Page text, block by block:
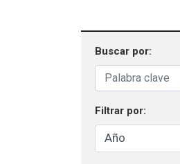
Buscar por:
Filtrar por: